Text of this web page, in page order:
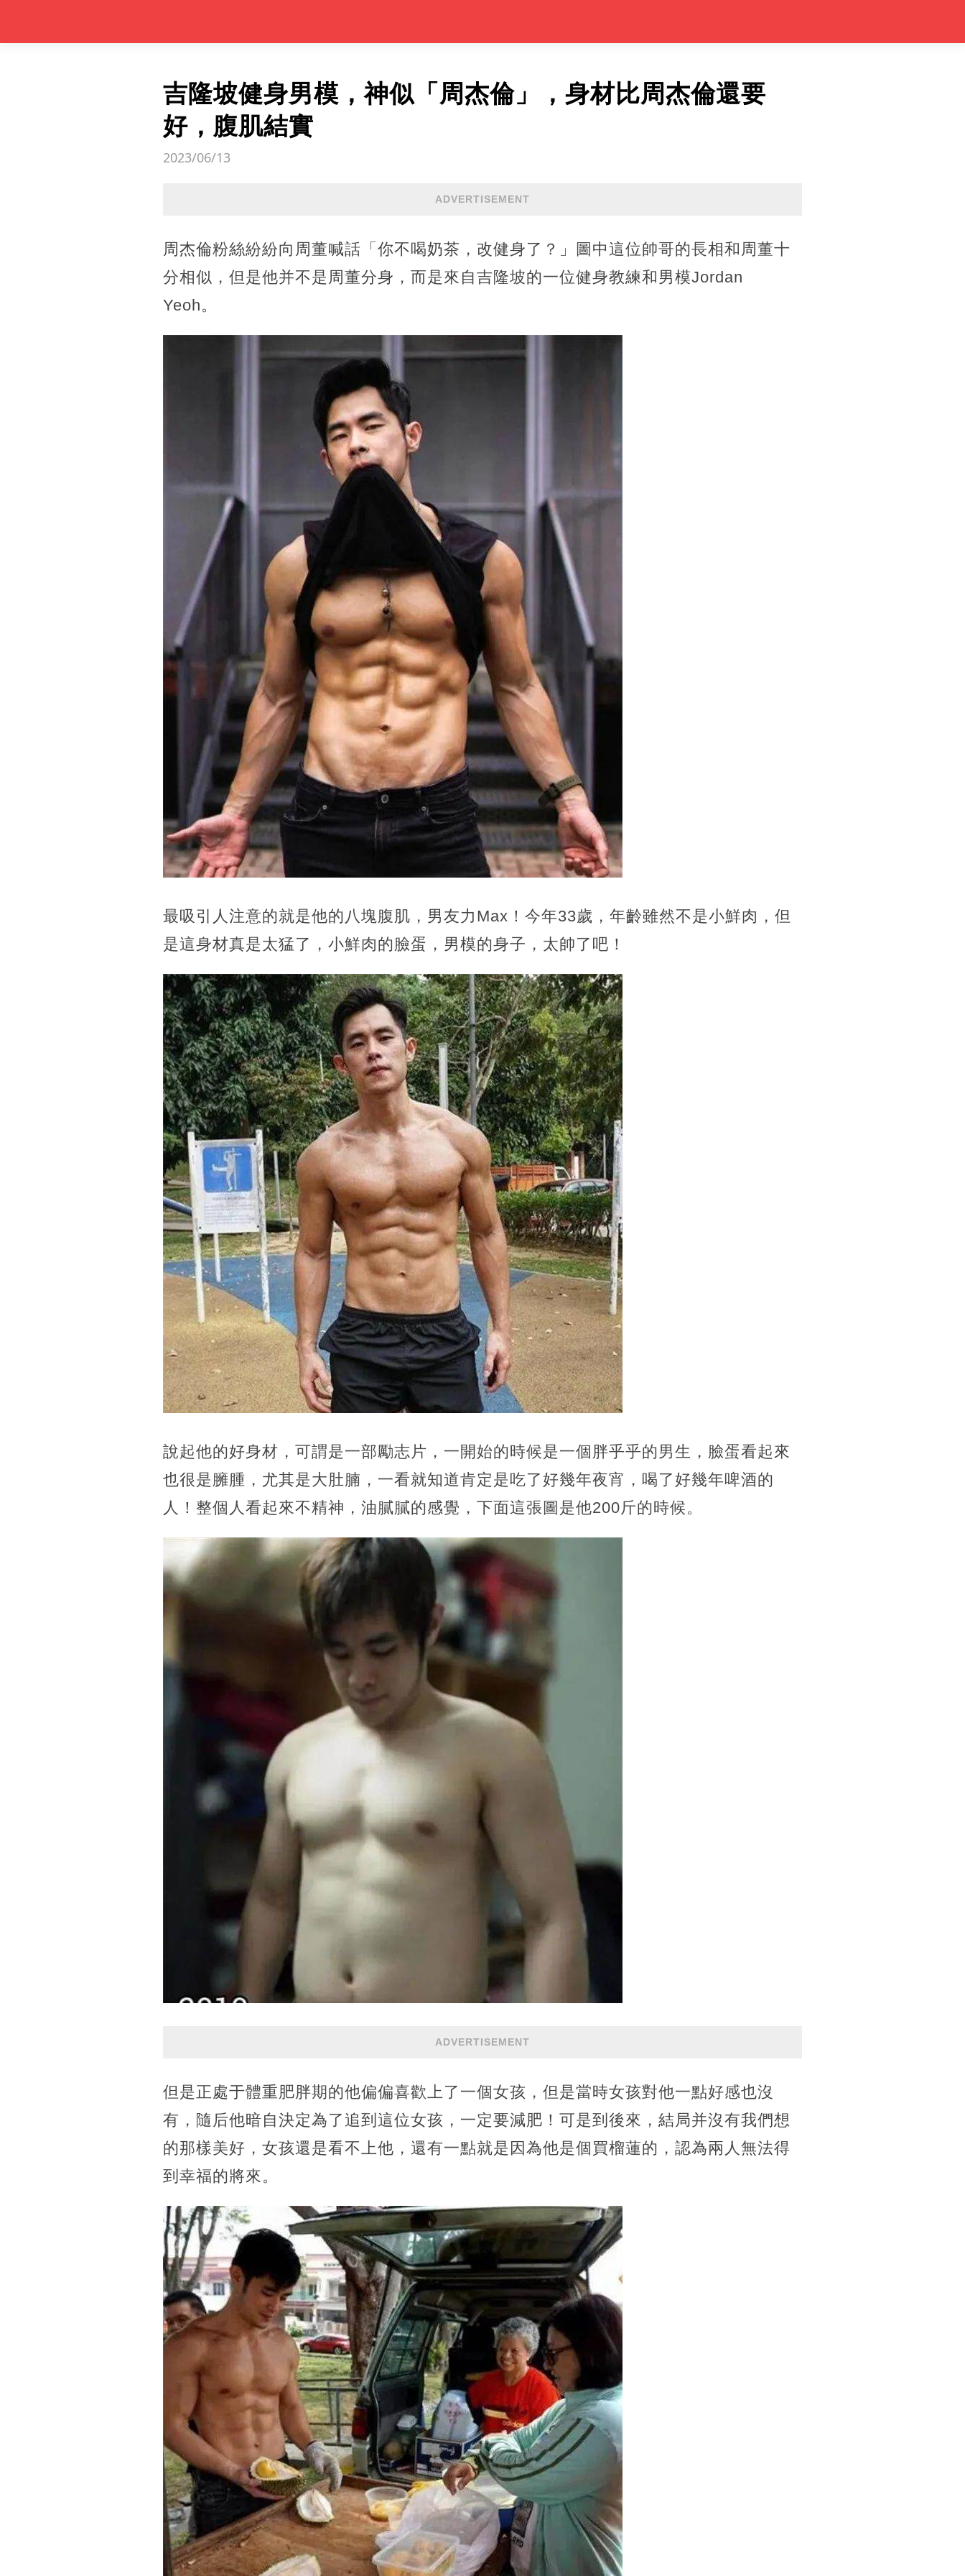
吉隆坡健身男模，神似「周杰倫」，身材比周杰倫還要
好，腹肌結實
2023/06/13
ADVERTISEMENT
周杰倫粉絲紛紛向周董喊話「你不喝奶茶，改健身了？」圖中這位帥哥的長相和周董十
分相似，但是他并不是周董分身，而是來自吉隆坡的一位健身教練和男模Jordan
Yeoh。
最吸引人注意的就是他的八塊腹肌，男友力Max！今年33歲，年齡雖然不是小鮮肉，但
是這身材真是太猛了，小鮮肉的臉蛋，男模的身子，太帥了吧！
說起他的好身材，可謂是一部勵志片，一開始的時候是一個胖乎乎的男生，臉蛋看起來
也很是臃腫，尤其是大肚腩，一看就知道肯定是吃了好幾年夜宵，喝了好幾年啤酒的
人！整個人看起來不精神，油膩膩的感覺，下面這張圖是他200斤的時候。
ADVERTISEMENT
但是正處于體重肥胖期的他偏偏喜歡上了一個女孩，但是當時女孩對他一點好感也沒
有，隨后他暗自決定為了追到這位女孩，一定要減肥！可是到後來，結局并沒有我們想
的那樣美好，女孩還是看不上他，還有一點就是因為他是個買榴蓮的，認為兩人無法得
到幸福的將來。